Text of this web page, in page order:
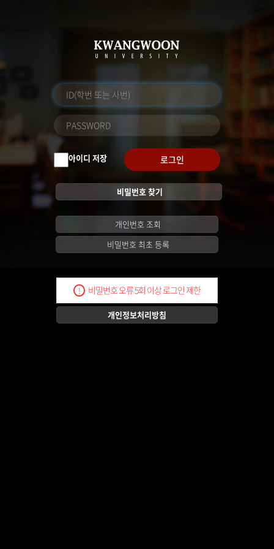
아이디 저장 로그인
비밀번호 찾기
개인번호 조회
비밀번호 최초 등록
! 비밀번호 오류 5회 이상 로그인 제한
개인정보처리방침